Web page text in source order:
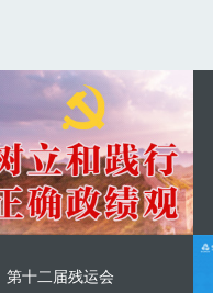
第十二届残运会